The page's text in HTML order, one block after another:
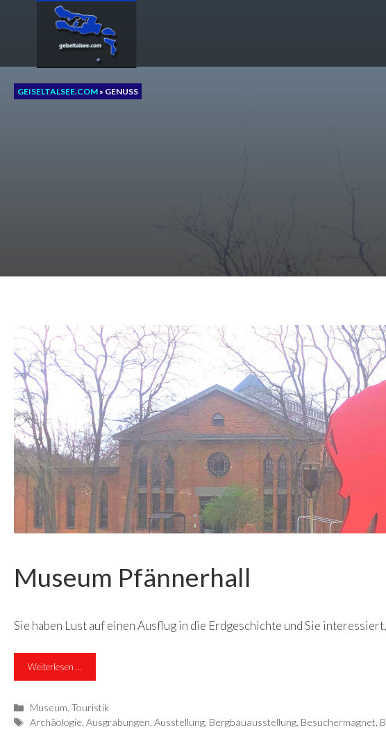
GEISELTALSEE.COM» GENUSS
Museum Pfännerhall
Sie haben Lust auf einen Ausflug in die Erdgeschichte und Sie
Weiterlesen …
Kategorien
Museum ,Touristik
Schlagwörter
Archäologie ,Ausgrabungen ,Ausstellung Bergbauausstellung Besuchermagnet